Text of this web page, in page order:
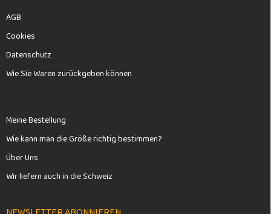
AGB
Cookies
Datenschutz
Wie Sie Waren zurückgeben können
Meine Bestellung
Wie kann man die Größe richtig bestimmen?
Über Uns
Wir liefern auch in die Schweiz